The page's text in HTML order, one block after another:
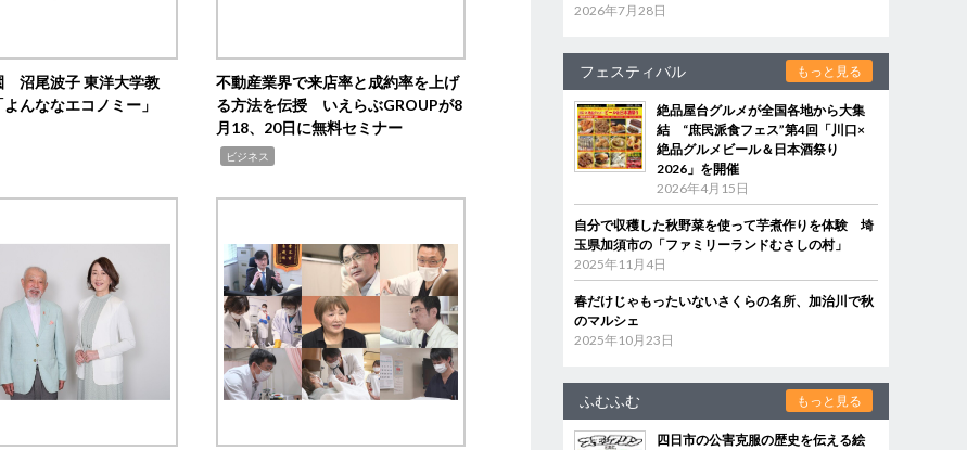
沼尾波子 東洋大学教
んななエコノミー」
不動産業界で来店率と成約率を上げ
る方法を伝授 いえらぶGROUPが8
月18、20日に無料セミナー
ビジネス
2026年7月28日
フェスティバル もっと見る
絶品屋台グルメが全国各地から大集
結 “庶民派食フェス”第4回「川口×
絶品グルメビール＆日本酒祭り
2026」を開催
2026年4月15日
自分で収穫した秋野菜を使って芋煮作りを体験 埼
玉県加須市の「ファミリーランドむさしの村」
2025年11月4日
春だけじゃもったいないさくらの名所、加治川で秋
のマルシェ
2025年10月23日
ふむふむ もっと見る
四日市の公害克服の歴史を伝える絵